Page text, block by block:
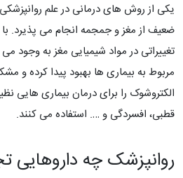
یکی از روش های درمانی در علم
ضعیف از مغز و جمجمه انجام می پذیرد.
تغییراتی در مواد شیمیایی مغز به وجود
مربوط به بیماری ها بهبود پیدا کرده و
الکتروشوک را برای درمان بیماری هایی
قطبی، افسردگی و …. استفاده می کنند.
روانپزشک چه داروهایی